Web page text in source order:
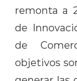
remonta a
de
de
objetivos